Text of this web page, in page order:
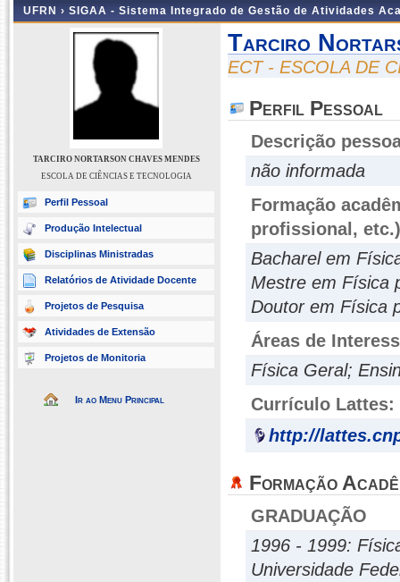
UFRN › SIGAA - Sistema Integrado de Gestão de Atividades
TARCIRO NORTARSON CHAVES MENDES
ESCOLA DE CIÊNCIAS E TECNOLOGIA
Perfil Pessoal
Produção Intelectual
Disciplinas Ministradas
Relatórios de Atividade Docente
Projetos de Pesquisa
Atividades de Extensão
Projetos de Monitoria
Ir ao Menu Principal
Tarciro
ECT - ESCOLA DE
Perfil Pessoal
Descrição
não informada
Formação
profissional, etc.)
Bacharel em
Mestre em Física
Doutor em Física
Áreas de
Física Geral;
Currículo Lattes:
http://
Formação
GRADUAÇÃO
1996 - 1999:
Universidade